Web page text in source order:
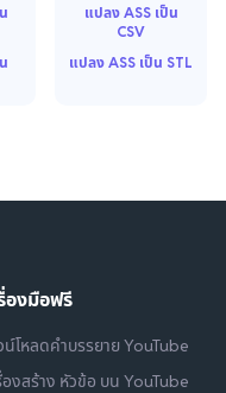
แปลง ASS เป็น
CSV
แปลง ASS เป็น STL
องมือฟรี
น์โหลดคำบรรยาย YouTube
องสร้าง หัวข้อ บน YouTube